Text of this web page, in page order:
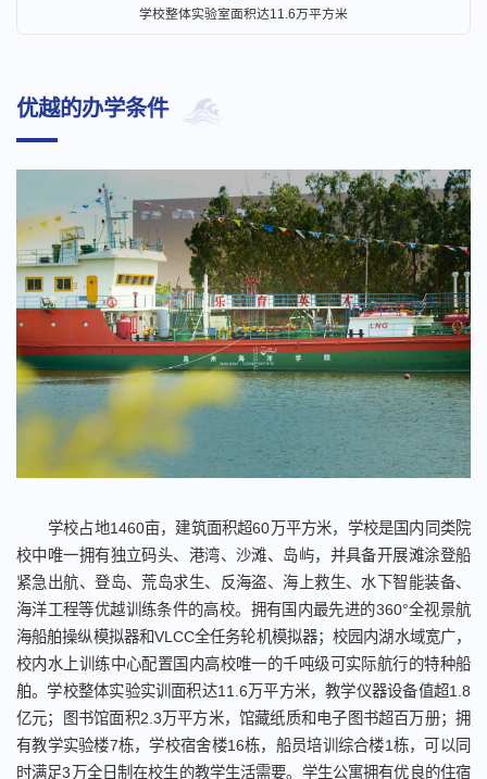
学校整体实验室面积达11.6万平方米
优越的办学条件
学校占地1460亩，建筑面积超60万平方米，学校是国内同类院
校中唯一拥有独立码头、港湾、沙滩、岛屿，并具备开展滩涂登船
紧急出航、登岛、荒岛求生、反海盗、海上救生、水下智能装备、
海洋工程等优越训练条件的高校。拥有国内最先进的360°全视景航
海船舶操纵模拟器和VLCC全任务轮机模拟器；校园内湖水域宽广，
校内水上训练中心配置国内高校唯一的千吨级可实际航行的特种船
舶。学校整体实验实训面积达11.6万平方米，教学仪器设备值超1.8
亿元；图书馆面积2.3万平方米，馆藏纸质和电子图书超百万册；拥
有教学实验楼7栋，学校宿舍楼16栋，船员培训综合楼1栋，可以同
时满足3万全日制在校生的教学生活需要。学生公寓拥有优良的住宿